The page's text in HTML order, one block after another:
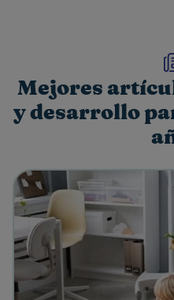
Mejores
y desarrollo